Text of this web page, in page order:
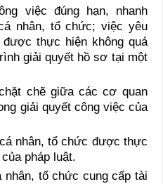
việc đúng hạn, nhanh
nhân, tổ chức; việc yêu
thực hiện không quá
giải quyết hồ sơ tại một
chẽ giữa các cơ quan
giải quyết công việc của
nhân, tổ chức được thực
pháp luật.
nhân, tổ chức cung cấp tài